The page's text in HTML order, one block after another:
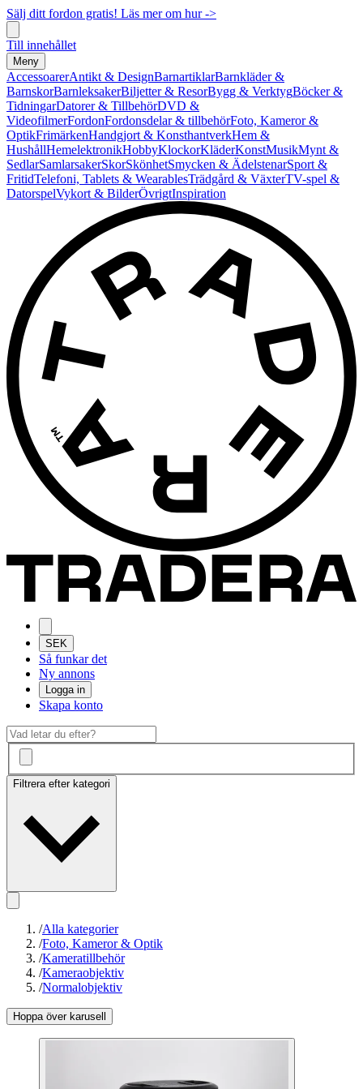
Sälj ditt fordon gratis! Läs mer om hur ->
Till innehållet
Meny
AccessoarerAntikt & DesignBarnartiklarBarnkläder &
BarnskorBarnleksakerBiljetter & ResorBygg & VerktygBöcker &
TidningarDatorer & TillbehörDVD &
VideofilmerFordonFordonsdelar & tillbehörFoto, Kameror &
OptikFrimärkenHandgjort & KonsthantverkHem &
HushållHemelektronikHobbyKlockorKläderKonstMusikMynt &
SedlarSamlarsakerSkorSkönhetSmycken & ÄdelstenarSport &
FritidTelefoni, Tablets & WearablesTrädgård & VäxterTV-spel &
DatorspelVykort & BilderÖvrigtInspiration
SEK
Så funkar det
Ny annons
Logga in
Skapa konto
Filtrera efter kategori
/Alla kategorier
/Foto, Kameror & Optik
/Kameratillbehör
/Kameraobjektiv
/Normalobjektiv
Hoppa över karusell